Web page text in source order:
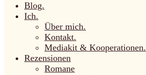
Blog.
Ich.
Über mich.
Kontakt.
Mediakit & Kooperationen.
Rezensionen
Romane